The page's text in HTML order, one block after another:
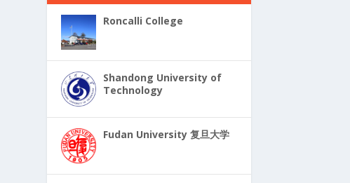
Roncalli College
Shandong University of
Technology
Fudan University 复旦大学